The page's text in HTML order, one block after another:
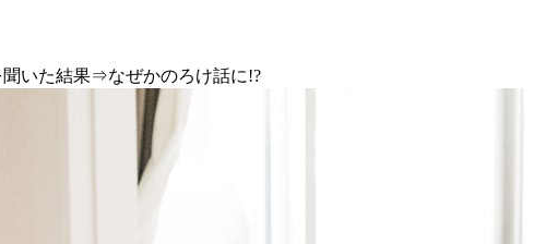
聞いた結果⇒なぜかのろけ話に!?